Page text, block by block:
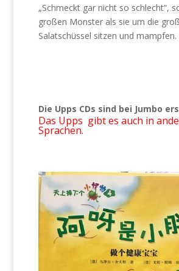
„Schmeckt gar nicht so schlecht“,
großen Monster als sie um die
Salatschüssel sitzen und mampfen.
Die Upps CDs sind bei Jumbo
Das Upps gibt es auch in
Sprachen.